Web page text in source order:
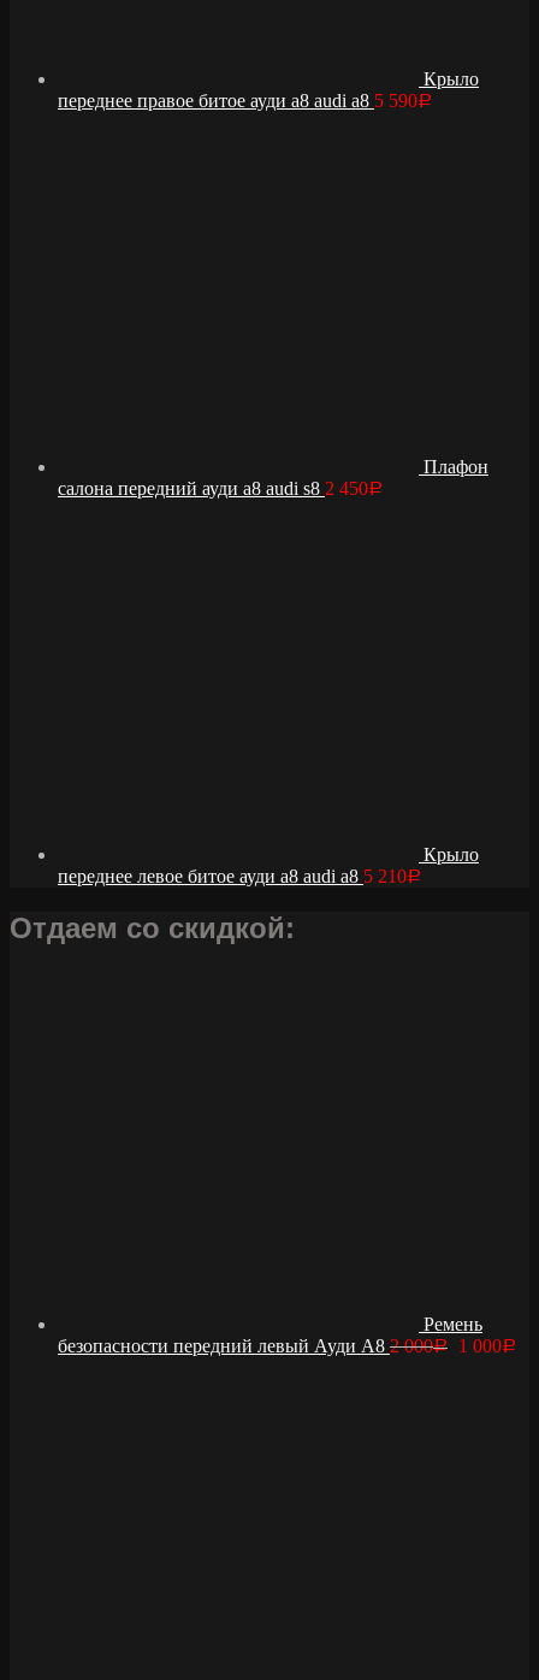
Крыло
переднее правое битое ауди а8 audi a8 5 590Р
Плафон
салона передний ауди а8 audi s8 2 450Р
Крыло
переднее левое битое ауди а8 audi a8 5 210Р
Отдаем со скидкой:
Ремень
безопасности передний левый Ауди А8 2 000Р 1 000Р